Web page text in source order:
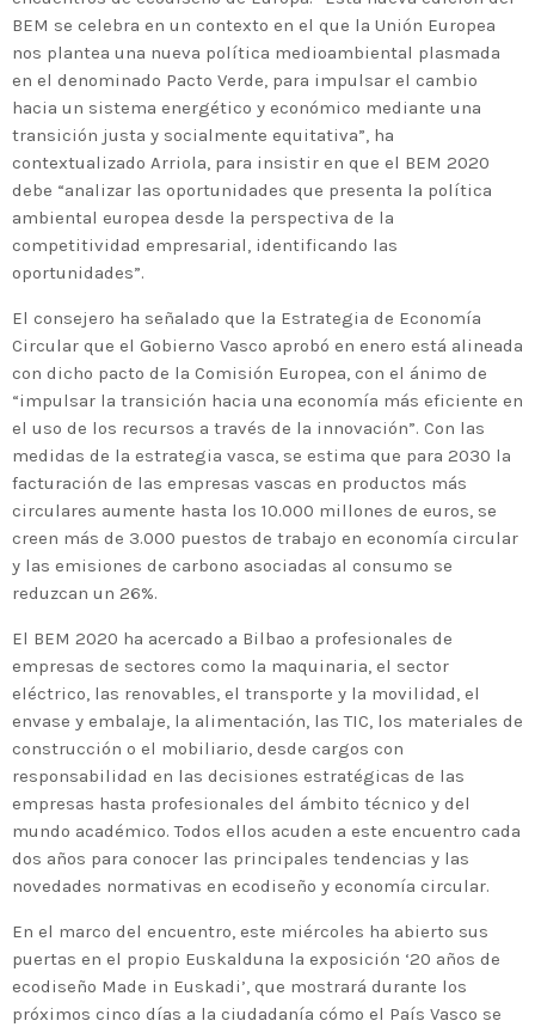
BEM se celebra en un contexto en el que la Unión Europea
nos plantea una nueva política medioambiental plasmada
en el denominado Pacto Verde, para impulsar el cambio
hacia un sistema energético y económico mediante una
transición justa y socialmente equitativa”, ha
contextualizado Arriola, para insistir en que el BEM 2020
debe “analizar las oportunidades que presenta la política
ambiental europea desde la perspectiva de la
competitividad empresarial, identificando las
oportunidades”.
El consejero ha señalado que la Estrategia de Economía
Circular que el Gobierno Vasco aprobó en enero está alineada
con dicho pacto de la Comisión Europea, con el ánimo de
“impulsar la transición hacia una economía más eficiente en
el uso de los recursos a través de la innovación”. Con las
medidas de la estrategia vasca, se estima que para 2030 la
facturación de las empresas vascas en productos más
circulares aumente hasta los 10.000 millones de euros, se
creen más de 3.000 puestos de trabajo en economía circular
y las emisiones de carbono asociadas al consumo se
reduzcan un 26%.
El BEM 2020 ha acercado a Bilbao a profesionales de
empresas de sectores como la maquinaria, el sector
eléctrico, las renovables, el transporte y la movilidad, el
envase y embalaje, la alimentación, las TIC, los materiales de
construcción o el mobiliario, desde cargos con
responsabilidad en las decisiones estratégicas de las
empresas hasta profesionales del ámbito técnico y del
mundo académico. Todos ellos acuden a este encuentro cada
dos años para conocer las principales tendencias y las
novedades normativas en ecodiseño y economía circular.
En el marco del encuentro, este miércoles ha abierto sus
puertas en el propio Euskalduna la exposición ‘20 años de
ecodiseño Made in Euskadi’, que mostrará durante los
próximos cinco días a la ciudadanía cómo el País Vasco se